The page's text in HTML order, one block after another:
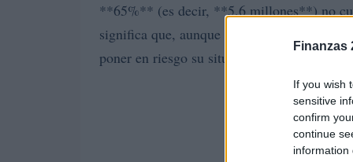
Finanzas
If you wish
sensitive
confirm
continue
information
**65%** (es decir, **5,6 millones**) no
significa que, aunque muchos han visto
poner en riesgo su situación financiera ante